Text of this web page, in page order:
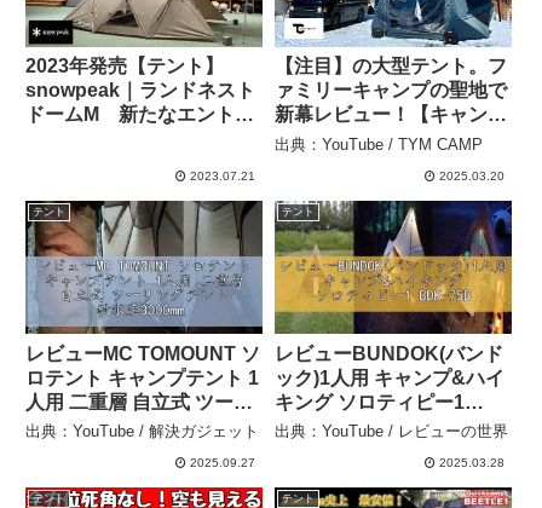
2023年発売【テント】
snowpeak｜ランドネスト
ドームM 新たなエントリ
イントまで全て紹介” – キ
ャンプ/満腹満点
2023.07.21
【注目】の大型テント。フ
ァミリーキャンプの聖地で
新幕レビュー！【キャンプ
&キャビンズ山中湖】 –
出典：YouTube / TYM CAMP
2025.03.20
テント
レビューMC TOMOUNT ソ
ロテント キャンプテント 1
人用 二重層 自立式 ツーリ
ングテント 耐水圧
ンパクト アウトドアテン
ト バイク 登山用 簡単設営
出典：YouTube / 解決ガジェット
2025.09.27
テント
レビューBUNDOK(バンド
ック)1人用 キャンプ&ハイ
キング ソロティピー1
BDK-75B – レビューの世
出典：YouTube / レビューの世界
2025.03.28
テント テント